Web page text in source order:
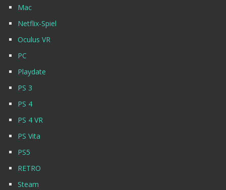
Mac
Netflix-Spiel
Oculus VR
PC
Playdate
PS 3
PS 4
PS 4 VR
PS Vita
PS5
RETRO
Steam